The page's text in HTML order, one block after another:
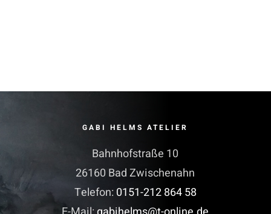
GABI HELMS ATELIER
Bahnhofstraße 10
26160 Bad Zwischenahn
Telefon:0151-212 864 58